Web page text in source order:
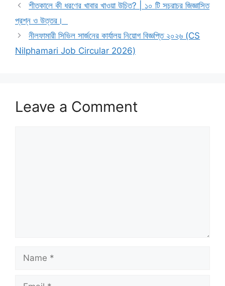
শীতকালে কী ধরণের খাবার খাওয়া উচিত? | ১০ টি সচরাচর জিজ্ঞাসিত
প্রশ্ন ও উত্তর।
নীলফামারী সিভিল সার্জনের কার্যালয় নিয়োগ বিজ্ঞপ্তি ২০২৬ (CS
Nilphamari Job Circular 2026)
Leave a Comment
Name
Email